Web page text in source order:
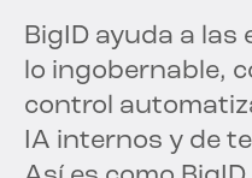
BigID ayuda a
lo ingobernable,
control
IA internos y de